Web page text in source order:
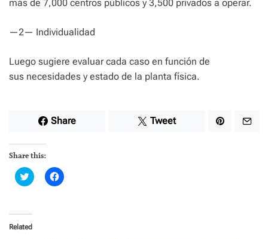
más de 7,000 centros públicos y 3,500 privados a operar.
—2— Individualidad
Luego sugiere evaluar cada caso en función de
sus necesidades y estado de la planta física.
Share Tweet
Share this:
C
l
t
o
s
C
l
Related